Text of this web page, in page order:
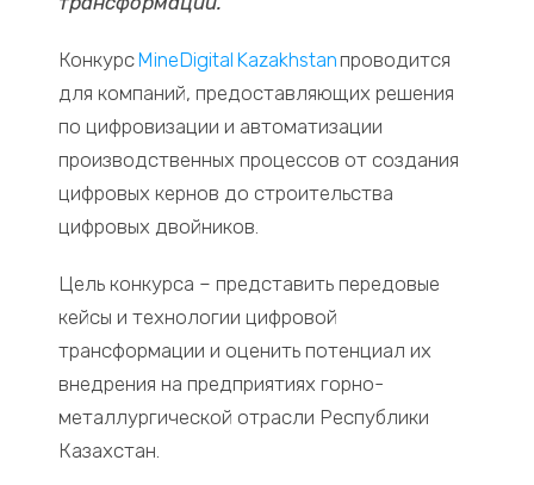
КонкурсMineDigital Kazakhstan проводится
для компаний, предоставляющих решения
по цифровизации и автоматизации
производственных процессов от создания
цифровых кернов до строительства
цифровых двойников.
Цель конкурса – представить передовые
кейсы и технологии цифровой
трансформации и оценить потенциал их
внедрения на предприятиях горно-
металлургической отрасли Республики
Казахстан.